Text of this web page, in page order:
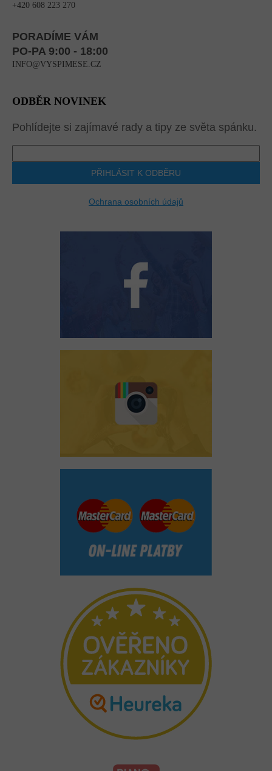
+420 608 223 270
PORADÍME VÁM
PO-PA 9:00 - 18:00
INFO@VYSPIMESE.CZ
ODBĚR NOVINEK
Pohlídejte si zajímavé rady a tipy ze světa spánku.
PŘIHLÁSIT K ODBĚRU
Ochrana osobních údajů